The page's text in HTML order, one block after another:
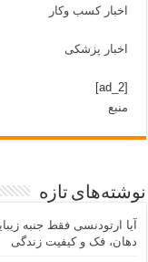
اخبار کسب وکار
اخبار پزشکی
[ad_2]
منبع
نوشته‌های تازه
آیا ارتودنسی فقط جنبه
دهان، فک و کیفیت زندگی